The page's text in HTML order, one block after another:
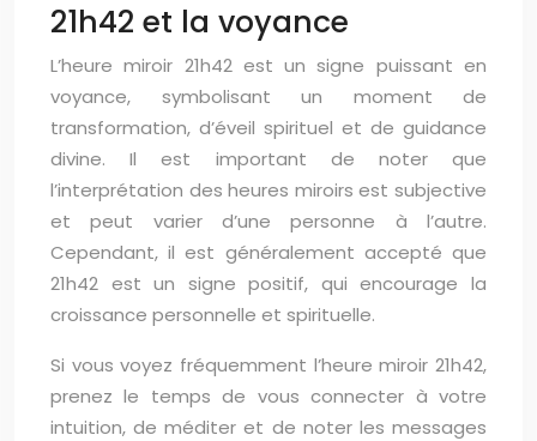
21h42 et la voyance
L’heure miroir 21h42 est un signe puissant en
voyance, symbolisant un moment de
transformation, d’éveil spirituel et de guidance
divine. Il est important de noter que
l’interprétation des heures miroirs est subjective
et peut varier d’une personne à l’autre.
Cependant, il est généralement accepté que
21h42 est un signe positif, qui encourage la
croissance personnelle et spirituelle.
Si vous voyez fréquemment l’heure miroir 21h42,
prenez le temps de vous connecter à votre
intuition, de méditer et de noter les messages